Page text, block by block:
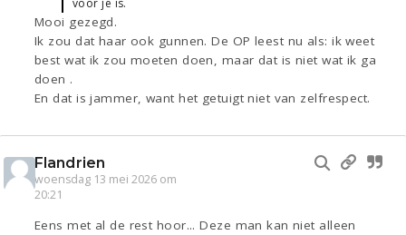
voor je is.
Mooi gezegd.
Ik zou dat haar ook gunnen. De OP leest nu als: ik weet
best wat ik zou moeten doen, maar dat is niet wat ik ga
doen .
En dat is jammer, want het getuigt niet van zelfrespect.
Flandrien
woensdag 13 mei 2026 om
20:21
Eens met al de rest hoor... Deze man kan niet alleen